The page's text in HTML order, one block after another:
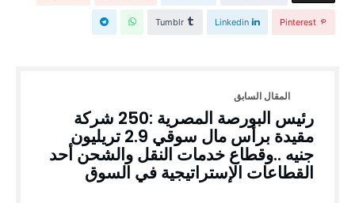
Pinterest
Linkedin
Tumblr
رئيس البورصة المصرية :250 شركة
مقيدة برأس مال سوقي 2.9 تريليون
جنيه ..وقطاع خدمات النقل والشحن أحد
القطاعات الإستراتيجية في السوق